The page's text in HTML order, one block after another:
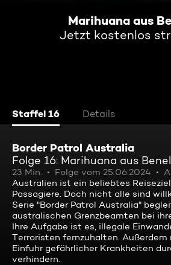
Marihuana aus
Jetzt kostenlos
Staffel 16 Details
Border Patrol Australia
Folge 16: Marihuana aus
23 Min. Folge vom 25.06.2024
Australien ist ein beliebtes
Passagiere. Doch nicht alle sind
Serie "Border Patrol Australia"
australischen Grenzbeamten bei
Ihre Aufgabe ist es, illegale
Terroristen fernzuhalten. Außerdem
Einfuhr gefährlicher Krankheiten
verhindern.